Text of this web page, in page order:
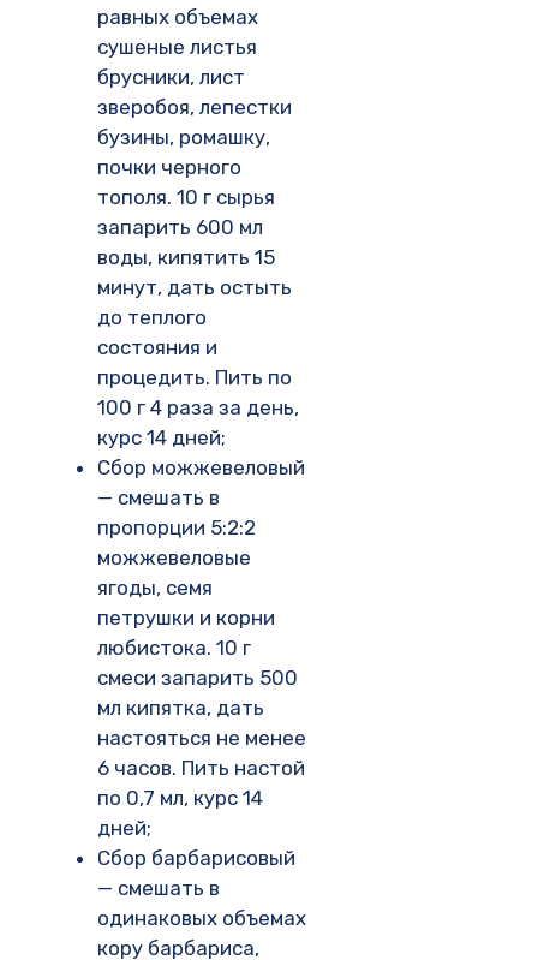
равных объемах
сушеные листья
брусники, лист
зверобоя, лепестки
бузины, ромашку,
почки черного
тополя. 10 г сырья
запарить 600 мл
воды, кипятить 15
минут, дать остыть
до теплого
состояния и
процедить. Пить по
100 г 4 раза за день,
курс 14 дней;
Сбор можжевеловый
— смешать в
пропорции 5:2:2
можжевеловые
ягоды, семя
петрушки и корни
любистока. 10 г
смеси запарить 500
мл кипятка, дать
настояться не менее
6 часов. Пить настой
по 0,7 мл, курс 14
дней;
Сбор барбарисовый
— смешать в
одинаковых объемах
кору барбариса,